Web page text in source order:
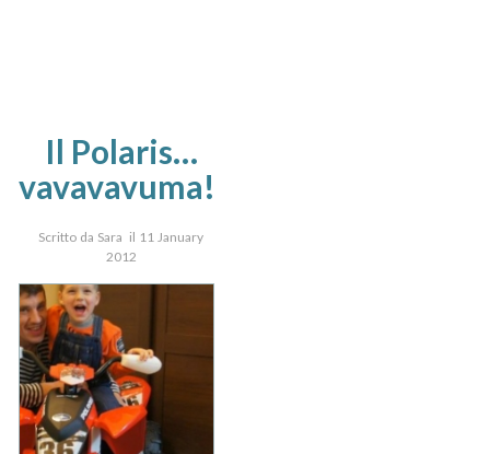
Il Polaris…
vavavavuma!
Scritto da Sara il 11 January
2012